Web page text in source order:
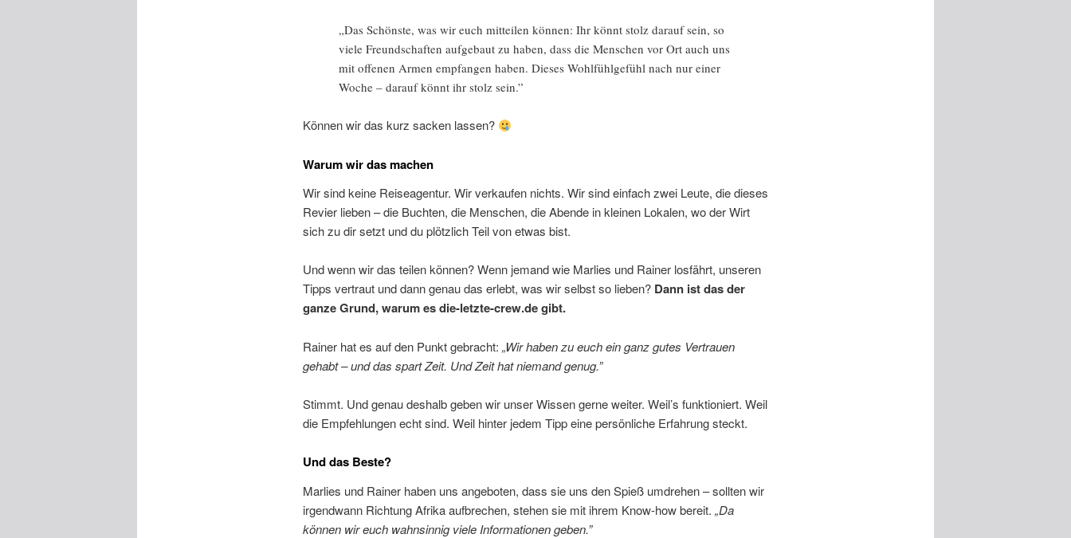
„Das Schönste, was wir euch mitteilen können: Ihr könnt stolz darauf sein, so
viele Freundschaften aufgebaut zu haben, dass die Menschen vor Ort auch uns
mit offenen Armen empfangen haben. Dieses Wohlfühlgefühl nach nur einer
Woche – darauf könnt ihr stolz sein.”
Können wir das kurz sacken lassen?
Warum wir das machen
Wir sind keine Reiseagentur. Wir verkaufen nichts. Wir sind einfach zwei Leute, die dieses
Revier lieben – die Buchten, die Menschen, die Abende in kleinen Lokalen, wo der Wirt
sich zu dir setzt und du plötzlich Teil von etwas bist.
Und wenn wir das teilen können? Wenn jemand wie Marlies und Rainer losfährt, unseren
Tipps vertraut und dann genau das erlebt, was wir selbst so lieben? Dann ist das der
ganze Grund, warum es die-letzte-crew.de gibt.
Rainer hat es auf den Punkt gebracht: „Wir haben zu euch ein ganz gutes Vertrauen
gehabt – und das spart Zeit. Und Zeit hat niemand genug.”
Stimmt. Und genau deshalb geben wir unser Wissen gerne weiter. Weil’s funktioniert. Weil
die Empfehlungen echt sind. Weil hinter jedem Tipp eine persönliche Erfahrung steckt.
Und das Beste?
Marlies und Rainer haben uns angeboten, dass sie uns den Spieß umdrehen – sollten wir
irgendwann Richtung Afrika aufbrechen, stehen sie mit ihrem Know-how bereit. „Da
können wir euch wahnsinnig viele Informationen geben.”